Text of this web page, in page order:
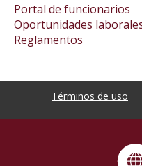
Portal de funcionarios
Oportunidades
Reglamentos
Términos de uso